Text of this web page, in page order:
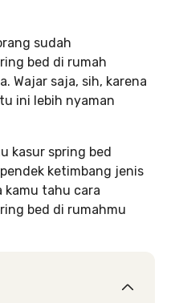
sudah
bed di rumah
Wajar saja, sih, karena
ini lebih nyaman
kasur spring bed
ketimbang jenis
kamu tahu cara
bed di rumahmu